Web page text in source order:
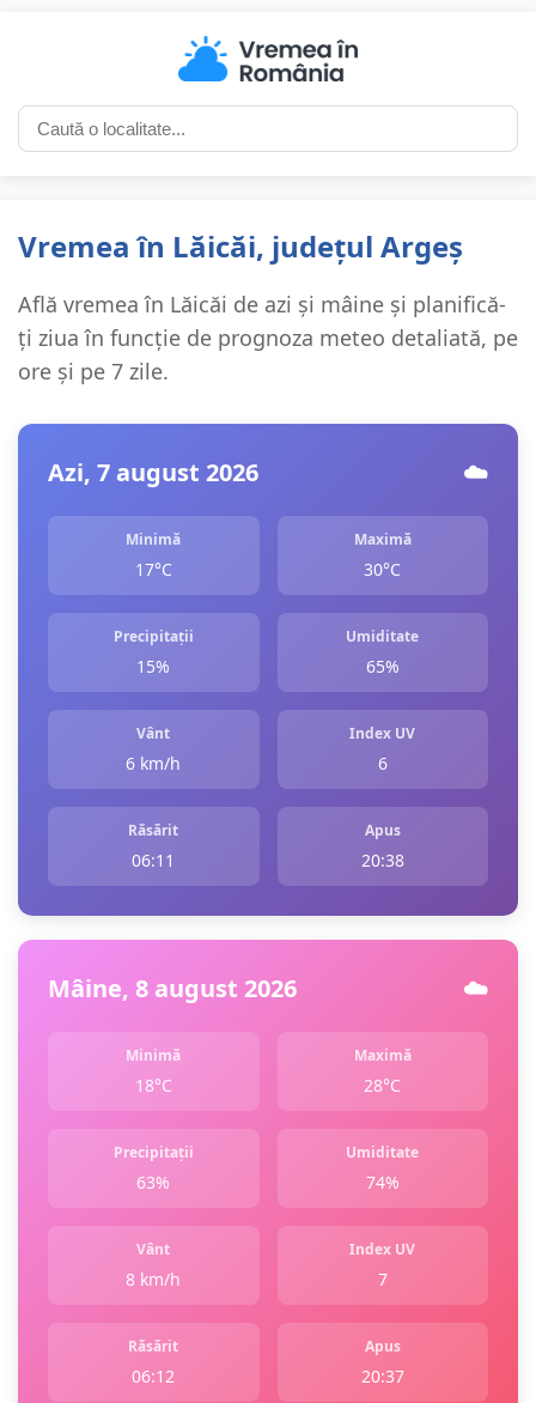
Vremea în Lăicăi, județul Argeș
Află vremea în Lăicăi de azi și mâine și planifică-
ți ziua în funcție de prognoza meteo detaliată, pe
ore și pe 7 zile.
Azi, 7 august 2026 ☁️
Minimă
17°C
Maximă
30°C
Precipitații
15%
Umiditate
65%
Vânt
6 km/h
Index UV
6
Răsărit
06:11
Apus
20:38
Mâine, 8 august 2026 ☁️
Minimă
18°C
Maximă
28°C
Precipitații
63%
Umiditate
74%
Vânt
8 km/h
Index UV
7
Răsărit
06:12
Apus
20:37